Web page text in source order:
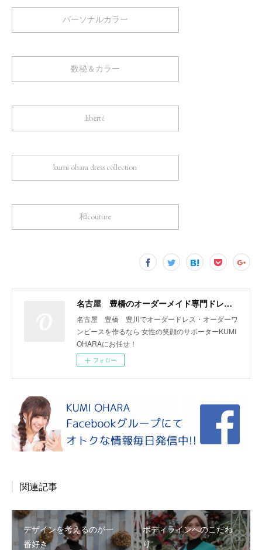
パーソナルカラー
数秘＆カラー
liberté
kumi ohara dress collection
和couture
名古屋 豊橋のオーダーメイド専門ドレスデザイナー KUMI OHARA
名古屋 豊橋 豊川でオーダードレス・オーダーワ
ンピースを作るなら 女性の笑顔のサポーターKUMI
OHARAにお任せ！
フォロー
関連記事
デザインを考えるのが一
番好き
ボディラインへのこだわ
り